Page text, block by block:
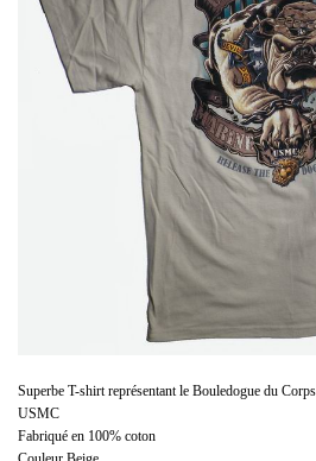
Superbe T-shirt représentant le Bouledogue du
USMC
Fabriqué en 100% coton